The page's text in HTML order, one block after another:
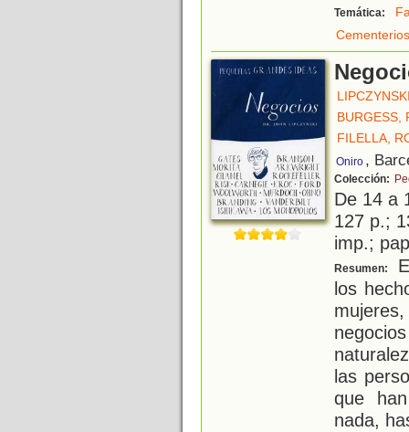
Temática:
Cementerios
BURGESS,
FILELLA,
Oniro ,
Colección:
De 14 a
127 p.;
imp.;
Resumen:
los
las
que
nada,